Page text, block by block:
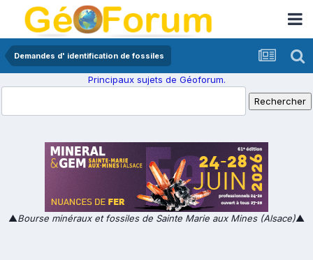
Demandes d' identification de fossiles
Principaux sujets de Géoforum.
▲Bourse minéraux et fossiles de Sainte Marie aux Mines (Alsace)▲